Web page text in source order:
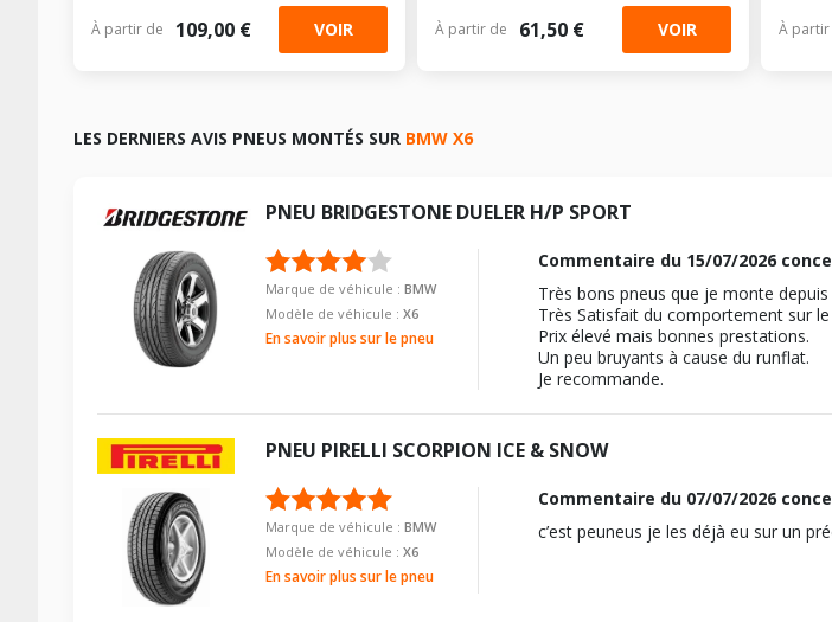
À partir de 109,00 € VOIR À partir de 61,50 € VOIR À partir
LES DERNIERS AVIS PNEUS MONTÉS SUR BMW X6
PNEU BRIDGESTONE DUELER H/P SPORT
Marque de véhicule : BMW
Modèle de véhicule : X6
En savoir plus sur le pneu
Commentaire du 15/07/2026
Très bons pneus que je monte
Très Satisfait du comportement sur
Prix élevé mais bonnes prestations.
Un peu bruyants à cause du runflat.
Je recommande.
PNEU PIRELLI SCORPION ICE & SNOW
Marque de véhicule : BMW
Modèle de véhicule : X6
En savoir plus sur le pneu
Commentaire du 07/07/2026
c’est peuneus je les déjà eu sur un